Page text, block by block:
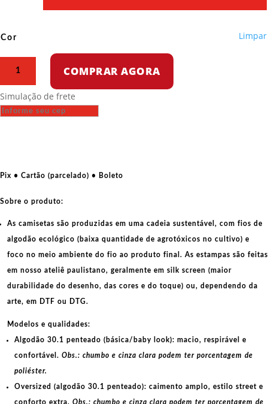
Cor Limpar
A
segunda
das
quantidade
COMPRAR AGORA
Simulação de frete
Pix • Cartão (parcelado) • Boleto
Sobre o produto:
As camisetas são produzidas em uma cadeia sustentável, com fios de
algodão ecológico (baixa quantidade de agrotóxicos no cultivo) e
foco no meio ambiente do fio ao produto final. As estampas são feitas
em nosso ateliê paulistano, geralmente em silk screen (maior
durabilidade do desenho, das cores e do toque) ou, dependendo da
arte, em DTF ou DTG.
Modelos e qualidades:
Algodão 30.1 penteado (básica/baby look): macio, respirável e
confortável. Obs.: chumbo e cinza clara podem ter porcentagem de
poliéster.
Oversized (algodão 30.1 penteado): caimento amplo, estilo street e
conforto extra. Obs.: chumbo e cinza clara podem ter porcentagem de